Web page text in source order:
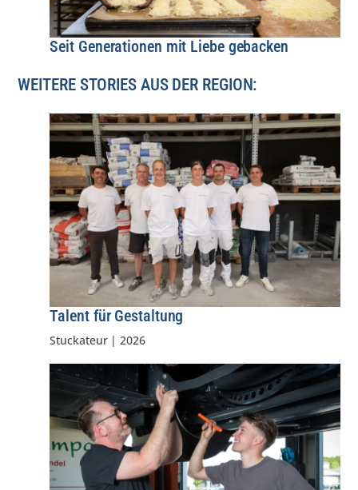
Seit Generationen mit Liebe gebacken
WEITERE STORIES AUS DER REGION:
Talent für Gestaltung
Stuckateur|2026